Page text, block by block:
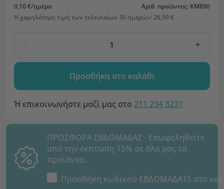
0,10 €/ημέρα
Αριθ. προϊόντος: KM890
Η χαμηλότερη τιμή των τελευταίων 30 ημερών: 26,99 €
- +
Προσθήκη στο καλάθι
Ή επικοινωνήστε μαζί μας στο 211 234 3231
ΠΡΟΣΦΟΡΑ ΕΒΔΟΜΑΔΑΣ - Επωφεληθείτε
από την έκπτωση 15% σε όλα μας τα
προϊόντα.
Προσθήκη κωδικού ΕΒΔΟΜΑΔΑ15 στο